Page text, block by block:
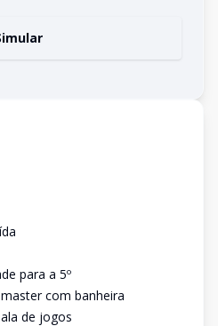
para a 5º
com banheira
de jogos